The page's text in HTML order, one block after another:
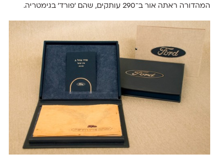
המהדורה ראתה אור ב־290 עותקים, שהם ׳פורד׳ בגימטריה.